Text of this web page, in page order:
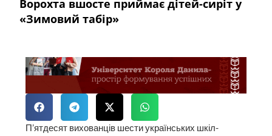
Ворохта вшосте приймає дітей-сиріт у
«Зимовий табір»
П’ятдесят вихованців шести українських шкіл-